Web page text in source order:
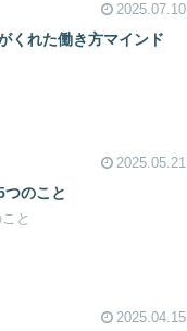
2025.07.10
くれた働き方マインド
2025.05.21
のこと
と
2025.04.15